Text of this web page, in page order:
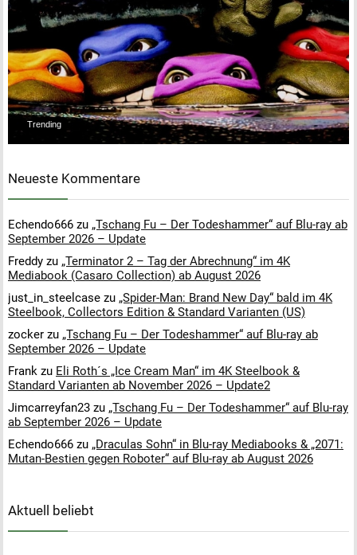
Trending
Neueste Kommentare
Echendo666 zu „Tschang Fu – Der Todeshammer“ auf Blu-ray ab
September 2026 – Update
Freddy zu „Terminator 2 – Tag der Abrechnung“ im 4K
Mediabook (Casaro Collection) ab August 2026
just_in_steelcase zu „Spider-Man: Brand New Day“ bald im 4K
Steelbook, Collectors Edition & Standard Varianten (US)
zocker zu „Tschang Fu – Der Todeshammer“ auf Blu-ray ab
September 2026 – Update
Frank zu Eli Roth´s „Ice Cream Man“ im 4K Steelbook &
Standard Varianten ab November 2026 – Update2
Jimcarreyfan23 zu „Tschang Fu – Der Todeshammer“ auf Blu-ray
ab September 2026 – Update
Echendo666 zu „Draculas Sohn“ in Blu-ray Mediabooks & „2071:
Mutan-Bestien gegen Roboter“ auf Blu-ray ab August 2026
Aktuell beliebt